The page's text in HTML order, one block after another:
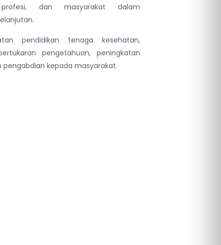
dan masyarakat dalam
pendidikan tenaga kesehatan,
pengetahuan, peningkatan
kepada masyarakat.